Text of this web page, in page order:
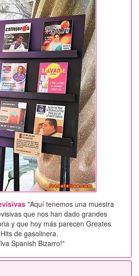
"Aquí tenemos una muestra
que nos han dado grandes
y que hoy más parecen Greates
Hits de gasolinera.
Spanish Bizarro!"